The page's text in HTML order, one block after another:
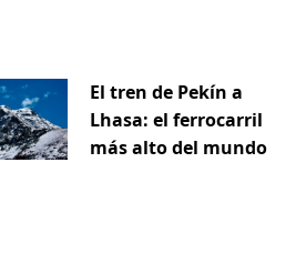
El tren de Pekín a
Lhasa: el ferrocarril
más alto del mundo